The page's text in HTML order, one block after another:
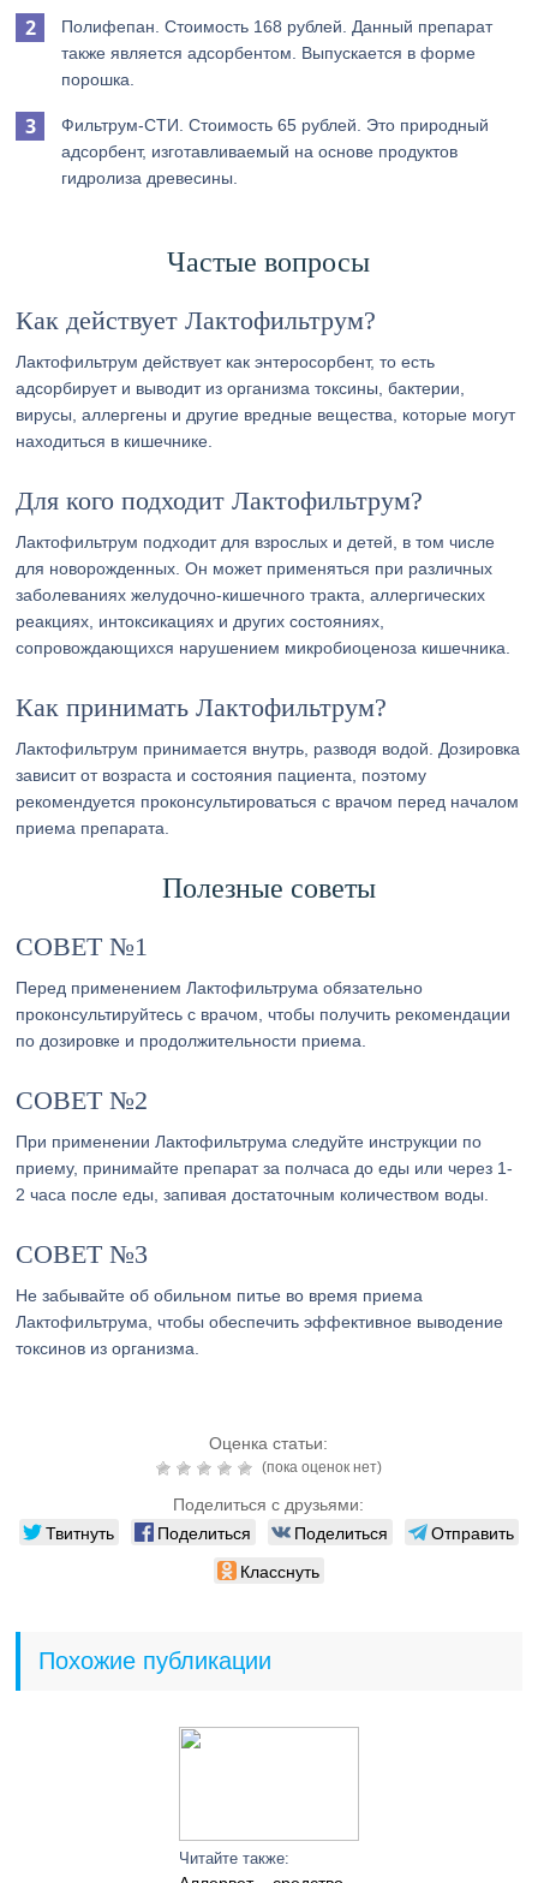
Полифепан. Стоимость 168 рублей. Данный препарат
также является адсорбентом. Выпускается в форме
порошка.
Фильтрум-СТИ. Стоимость 65 рублей. Это природный
адсорбент, изготавливаемый на основе продуктов
гидролиза древесины.
Частые вопросы
Как действует Лактофильтрум?
Лактофильтрум действует как энтеросорбент, то есть
адсорбирует и выводит из организма токсины, бактерии,
вирусы, аллергены и другие вредные вещества, которые могут
находиться в кишечнике.
Для кого подходит Лактофильтрум?
Лактофильтрум подходит для взрослых и детей, в том числе
для новорожденных. Он может применяться при различных
заболеваниях желудочно-кишечного тракта, аллергических
реакциях, интоксикациях и других состояниях,
сопровождающихся нарушением микробиоценоза кишечника.
Как принимать Лактофильтрум?
Лактофильтрум принимается внутрь, разводя водой. Дозировка
зависит от возраста и состояния пациента, поэтому
рекомендуется проконсультироваться с врачом перед началом
приема препарата.
Полезные советы
СОВЕТ №1
Перед применением Лактофильтрума обязательно
проконсультируйтесь с врачом, чтобы получить рекомендации
по дозировке и продолжительности приема.
СОВЕТ №2
При применении Лактофильтрума следуйте инструкции по
приему, принимайте препарат за полчаса до еды или через 1-
2 часа после еды, запивая достаточным количеством воды.
СОВЕТ №3
Не забывайте об обильном питье во время приема
Лактофильтрума, чтобы обеспечить эффективное выводение
токсинов из организма.
Оценка статьи:
(пока оценок нет)
Поделиться с друзьями:
Твитнуть Поделиться Поделиться
Отправить
Класснуть
Похожие публикации
Читайте также: